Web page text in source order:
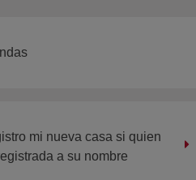
mi nueva casa si quien
a su nombre